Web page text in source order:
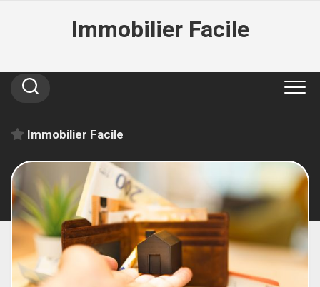
Immobilier Facile
Immobilier Facile